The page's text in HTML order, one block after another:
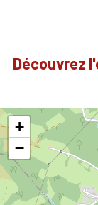
Découvrez
+
−